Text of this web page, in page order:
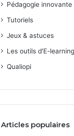
Pédagogie innovante
Tutoriels
Jeux & astuces
Les outils d'E-
Qualiopi
Articles populaires